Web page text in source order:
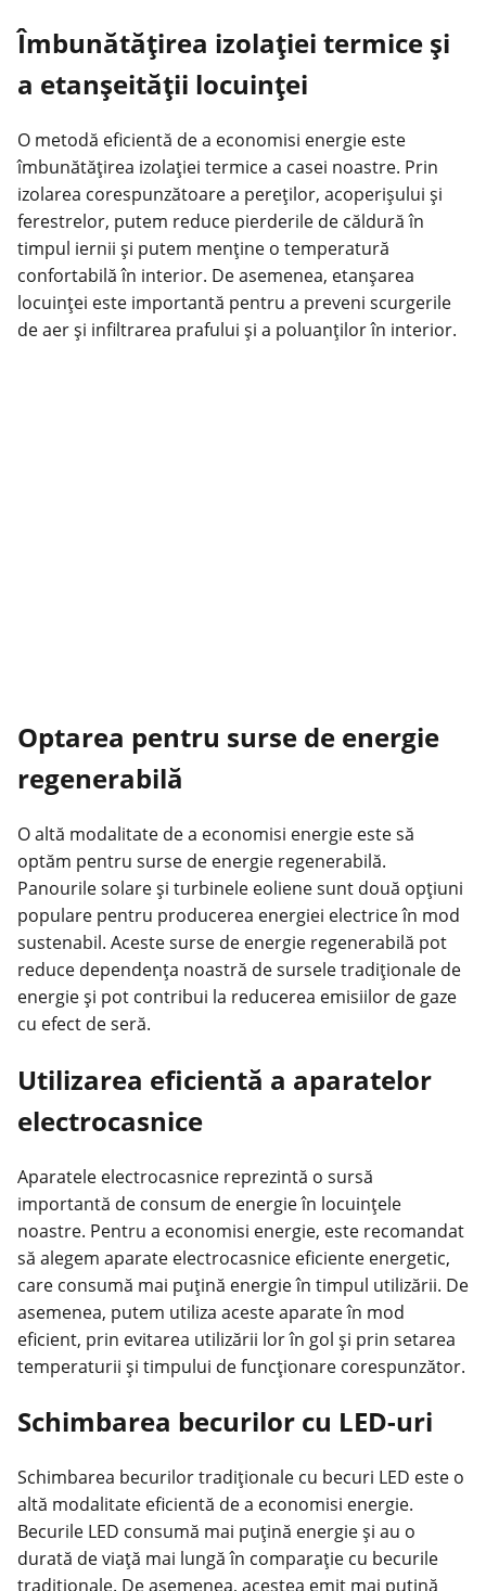
Îmbunătățirea izolației termice și
a etanșeității locuinței
O metodă eficientă de a economisi energie este
îmbunătățirea izolației termice a casei noastre. Prin
izolarea corespunzătoare a pereților, acoperișului și
ferestrelor, putem reduce pierderile de căldură în
timpul iernii și putem menține o temperatură
confortabilă în interior. De asemenea, etanșarea
locuinței este importantă pentru a preveni scurgerile
de aer și infiltrarea prafului și a poluanților în interior.
Optarea pentru surse de energie
regenerabilă
O altă modalitate de a economisi energie este să
optăm pentru surse de energie regenerabilă.
Panourile solare și turbinele eoliene sunt două opțiuni
populare pentru producerea energiei electrice în mod
sustenabil. Aceste surse de energie regenerabilă pot
reduce dependența noastră de sursele tradiționale de
energie și pot contribui la reducerea emisiilor de gaze
cu efect de seră.
Utilizarea eficientă a aparatelor
electrocasnice
Aparatele electrocasnice reprezintă o sursă
importantă de consum de energie în locuințele
noastre. Pentru a economisi energie, este recomandat
să alegem aparate electrocasnice eficiente energetic,
care consumă mai puțină energie în timpul utilizării. De
asemenea, putem utiliza aceste aparate în mod
eficient, prin evitarea utilizării lor în gol și prin setarea
temperaturii și timpului de funcționare corespunzător.
Schimbarea becurilor cu LED-uri
Schimbarea becurilor tradiționale cu becuri LED este o
altă modalitate eficientă de a economisi energie.
Becurile LED consumă mai puțină energie și au o
durată de viață mai lungă în comparație cu becurile
tradiționale. De asemenea, acestea emit mai puțină